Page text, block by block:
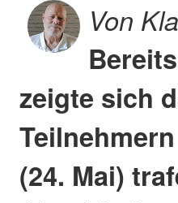
Von
zeigte sich
(24. Mai)